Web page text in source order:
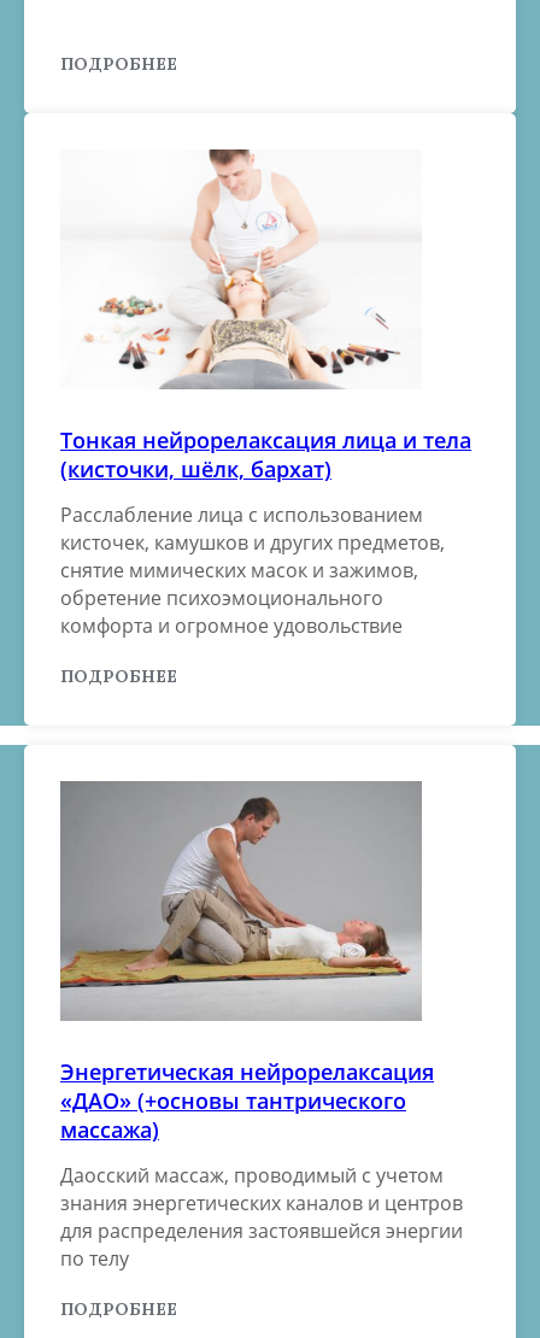
ПОДРОБНЕЕ
Тонкая нейрорелаксация лица и тела
(кисточки, шёлк, бархат)
Расслабление лица с использованием
кисточек, камушков и других предметов,
снятие мимических масок и зажимов,
обретение психоэмоционального
комфорта и огромное удовольствие
ПОДРОБНЕЕ
Энергетическая нейрорелаксация
«ДАО» (+основы тантрического
массажа)
Даосский массаж, проводимый с учетом
знания энергетических каналов и центров
для распределения застоявшейся энергии
по телу
ПОДРОБНЕЕ